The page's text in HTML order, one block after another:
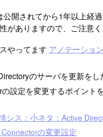
公開されてから1年以上経
がありますので、ご注意く
やってます アノテーション
のサーバを更新を
設定を変更するポイント
シス：小ネタ：Active
の変更設定